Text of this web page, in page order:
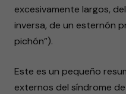
excesivamente largos,
inversa, de un esternón
pichón”).
Este es un pequeño
externos del síndrome